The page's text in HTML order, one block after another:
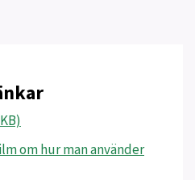
om hur man använder